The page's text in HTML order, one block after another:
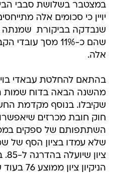
במצטבר בשלושת סבבי
יויין כי סכומים אלה
שהם כ-11% מסך
אלה.
בהתאם להחלטת עבאדי
מהשנה הבאה בדוח שמות
שקיבלו. בנוסף מקדמת
חוק חובת מכרזים
השתתפותם של ספקים
שלא עמדו בציון הסף של
הניקיון